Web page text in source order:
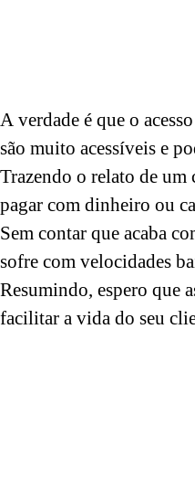
A verdade é que o
são muito acessíveis e
Trazendo o relato de
pagar com dinheiro ou
Sem contar que acaba
sofre com velocidades
Resumindo, espero que
facilitar a vida do seu